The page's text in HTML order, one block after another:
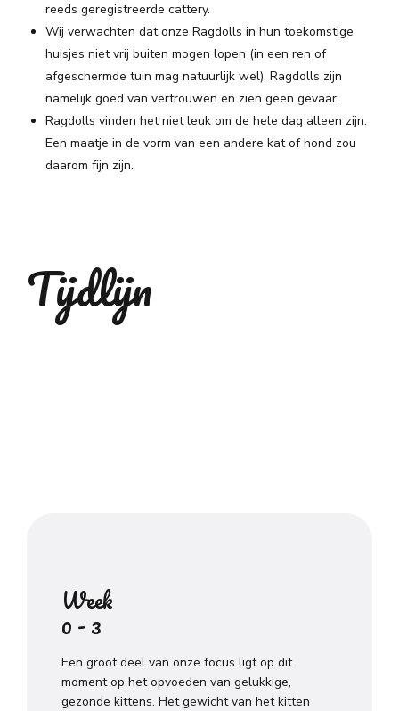
reeds geregistreerde cattery.
Wij verwachten dat onze Ragdolls in hun toekomstige
huisjes niet vrij buiten mogen lopen (in een ren of
afgeschermde tuin mag natuurlijk wel). Ragdolls zijn
namelijk goed van vertrouwen en zien geen gevaar.
Ragdolls vinden het niet leuk om de hele dag alleen zijn.
Een maatje in de vorm van een andere kat of hond zou
daarom fijn zijn.
Tijdlijn
Week
0 - 3
Een groot deel van onze focus ligt op dit
moment op het opvoeden van gelukkige,
gezonde kittens. Het gewicht van het kitten